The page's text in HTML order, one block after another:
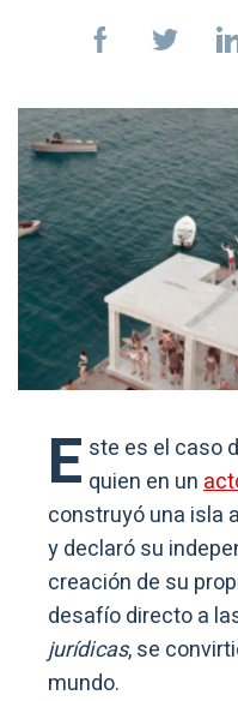
E ste es el caso
quien en un
construyó una isla
y declaró su
creación de su
desafío directo a
jurídicas, se
mundo.